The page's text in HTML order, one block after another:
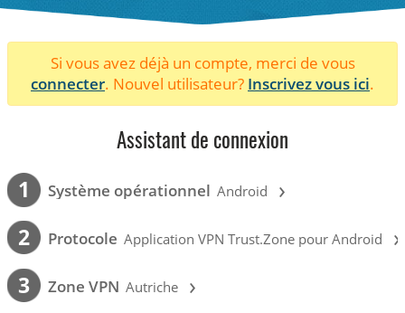
Si vous avez déjà un compte, merci de vous
connecter. Nouvel utilisateur? Inscrivez vous ici.
Assistant de connexion
1 Système opérationnel Android ›
2 Protocole Application VPN Trust.Zone pour Android ›
3 Zone VPN Autriche ›